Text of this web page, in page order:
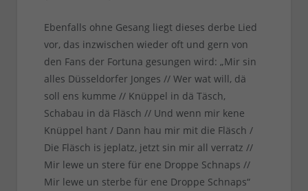
Ebenfalls ohne Gesang liegt dieses derbe Lied
vor, das inzwischen wieder oft und gern von
den Fans der Fortuna gesungen wird: „Mir sin
alles Düsseldorfer Jonges // Wer wat will, dä
soll ens kumme // Knüppel in dä Täsch,
Schabau in dä Fläsch // Und wenn mir kene
Knüppel hant / Dann hau mir mit die Fläsch /
Die Fläsch is jeplatz, jetzt sin mir all verratz //
Mir lewe un stere für ene Droppe Schnaps //
Mir lewe un sterbe für ene Droppe Schnaps“